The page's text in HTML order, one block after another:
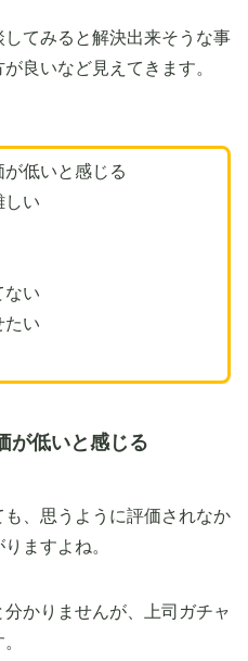
てみると解決出来そうな事
良いなど見えてきます。
が低いと感じる
しい
ない
たい
が低いと感じる
、思うように評価されなか
ますよね。
かりませんが、上司ガチャ